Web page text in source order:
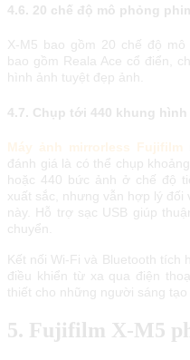
4.6. 20 chế độ mô phỏng
X-M5 bao gồm 20 chế độ mô
bao gồm Reala Ace cổ điển,
hình ảnh tuyệt đẹp ảnh.
4.7. Chụp tới 440 khung
đánh giá là có thể chụp
hoặc 440 bức ảnh ở chế độ
xuất sắc, nhưng vẫn hợp lý
này. Hỗ trợ sạc USB giúp
chuyển.
Kết nối Wi-Fi và Bluetooth tích
điều khiển từ xa qua điện
thiết cho những người sáng tạo
5. Fujifilm X-M5